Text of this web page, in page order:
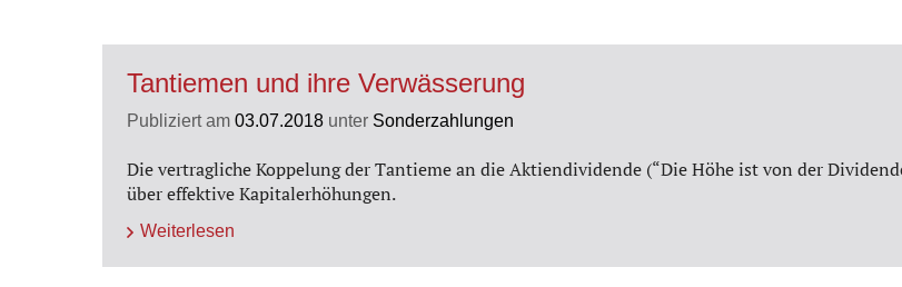
Tantiemen und ihre Verwässerung
Publiziert am 03.07.2018 unter Sonderzahlungen
Die vertragliche Koppelung der Tantieme an die Aktiendividende (“Die Höhe ist von der
über effektive Kapitalerhöhungen.
Weiterlesen